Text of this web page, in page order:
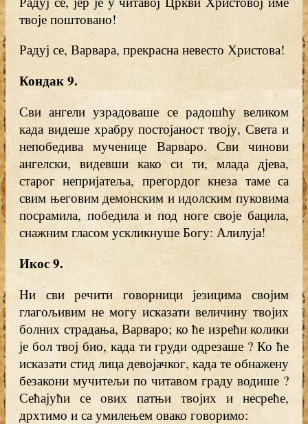
твоје поштовано!
Радуј се, Варвара, прекрасна невесто Христова!
Кондак 9.
Сви ангели узрадоваше се радошћу великом
када видеше храбру постојаност твоју, Света и
непобедива мученице Варваро. Сви чинови
ангелски, видевши како си ти, млада дјева,
старог непријатеља, прегордог кнеза таме са
свим његовим демонским и идолским пуковима
посрамила, победила и под ноге своје бацила,
снажним гласом ускликнуше Богу: Алилуја!
Икос 9.
Ни сви речити говорници језицима својим
глагољивим не могу исказати величину твојих
болних страдања, Варваро; ко ће изрећи колики
је бол твој био, када ти груди одрезаше ? Ко ће
исказати стид лица девојачког, када те обнажену
безакони мучитељи по читавом граду водише ?
Сећајући се ових патњи твојих и несреће,
дрхтимо и са умилењем овако говоримо: